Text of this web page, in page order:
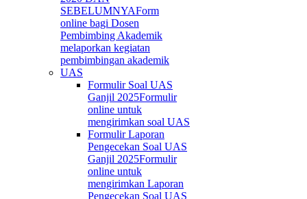
SEBELUMNYAForm
online bagi Dosen
Pembimbing Akademik
melaporkan kegiatan
pembimbingan akademik
UAS
Formulir Soal UAS
Ganjil 2025Formulir
online untuk
mengirimkan soal UAS
Formulir Laporan
Pengecekan Soal UAS
Ganjil 2025Formulir
online untuk
mengirimkan Laporan
Pengecekan Soal UAS